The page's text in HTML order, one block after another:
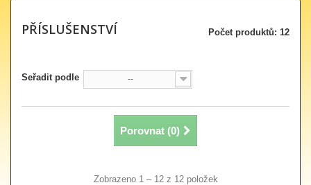
PŘÍSLUŠENSTVÍ Počet produktů: 12
Seřadit podle --
Porovnat (0)
Zobrazeno 1 – 12 z 12 položek